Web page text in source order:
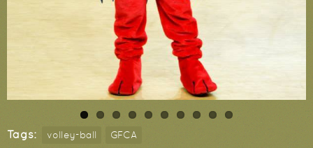
Tags: volley-ball GFCA